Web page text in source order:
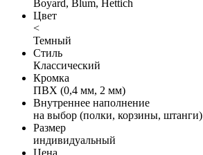
Boyard, Blum, Hettich
Цвет
<
Темный
Стиль
Классический
Кромка
ПВХ (0,4 мм, 2 мм)
Внутреннее наполнение
на выбор (полки, корзины, штанги)
Размер
индивидуальный
Цена